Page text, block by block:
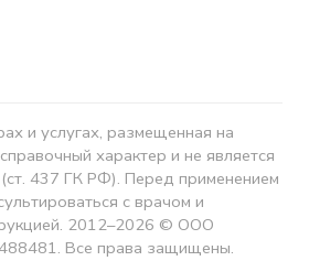
и услугах, размещенная на
характер и не является
437 ГК РФ). Перед применением
с врачом и
2012–2026 © ООО
Все права защищены.